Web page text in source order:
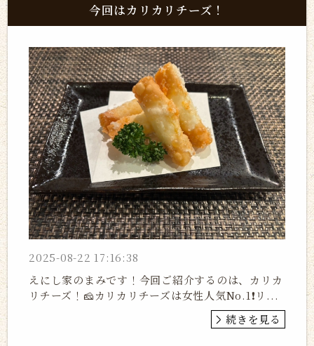
今回はカリカリチーズ！
2025-08-22 17:16:38
えにし家のまみです！今回ご紹介するのは、カリカ
リチーズ！🧀カリカリチーズは女性人気No.1❗️リ...
続きを見る